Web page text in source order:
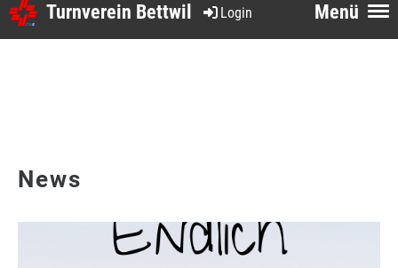
Menü
Login
Turnverein Bettwil
News